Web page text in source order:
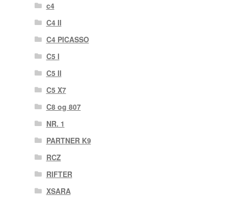
c4
C4 II
C4 PICASSO
C5 I
C5 II
C5 X7
C8 og 807
NR. 1
PARTNER K9
RCZ
RIFTER
XSARA